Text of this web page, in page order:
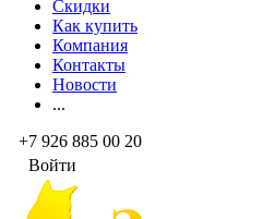
Скидки
Как купить
Компания
Контакты
Новости
...
+7 926 885 00 20
Войти